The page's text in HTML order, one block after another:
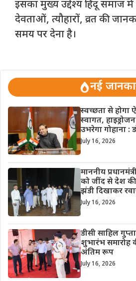
इसका मुख्य उद्देश्य हिंदू समाज
देवताओं, त्यौहारों, व्रत की
समय पर देना है।
नई
स्वच्छता से होगा
स्वागत,
उभरेगा गोहाना :
July 16, 2026
माननीय
को जींद से देश की
झंडी दिखाकर
July 16, 2026
डीसी साहिल
शुभारंभ समारोह
अंतिम रूप
July 16, 2026